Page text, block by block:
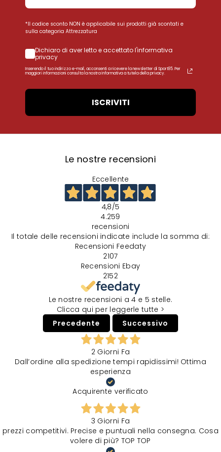
*Il codice sconto NON è applicabile sui prodotti già scontati e
sulla categoria Attrezzatura
Dichiaro di aver letto e accettato l'informativa
privacy
Inserendo il tuo indirizzo e-mail, acconsenti a ricevere la newsletter di Sport85. Per
maggiori informazioni consulta la nostra Informativa a tutela della privacy.
ISCRIVITI
Le nostre recensioni
Eccellente
4,8/5
4.259
recensioni
Il totale delle recensioni indicate include la somma di:
Recensioni Feedaty
2107
Recensioni Ebay
2152
Le nostre recensioni a 4 e 5 stelle.
Clicca qui per leggerle tutte >
Precedente
Successivo
2 Giorni Fa
Dall’ordine alla spedizione tempi rapidissimi! Ottima
esperienza
Acquirente verificato
3 Giorni Fa
prezzi competitivi. Precise e puntuali nella consegna. Cosa
volere di più? TOP TOP